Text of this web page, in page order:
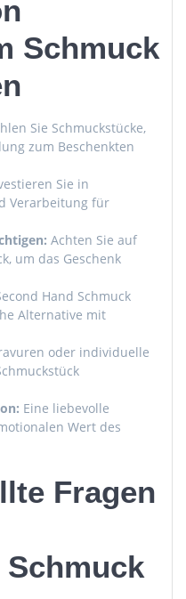
Schmuck
Sie Schmuckstücke,
zum Beschenkten
Sie in
Verarbeitung für
Achten Sie auf
um das Geschenk
Hand Schmuck
Alternative mit
oder individuelle
Eine liebevolle
Wert des
Fragen